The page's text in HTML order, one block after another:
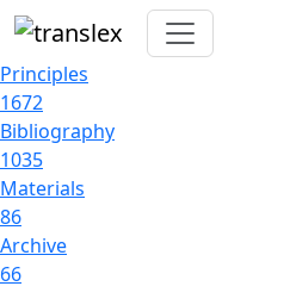
Principles
1672
Bibliography
1035
Materials
86
Archive
66